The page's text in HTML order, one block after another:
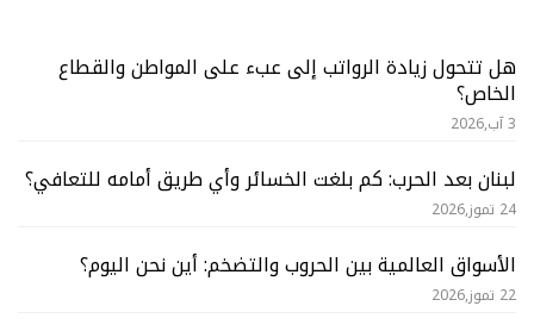
هل تتحول زيادة الرواتب إلى عبء على المواطن والقطاع
الخاص؟
3 آب,2026
لبنان بعد الحرب: كم بلغت الخسائر وأي طريق أمامه للتعافي؟
24 تموز,2026
الأسواق العالمية بين الحروب والتضخم: أين نحن اليوم؟
22 تموز,2026